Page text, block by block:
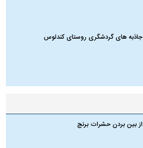
جاذبه های گردشگری روستای کندلوس
از بین بردن حشرات برنج